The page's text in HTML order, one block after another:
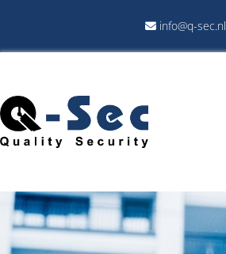
 info@q-sec.nl